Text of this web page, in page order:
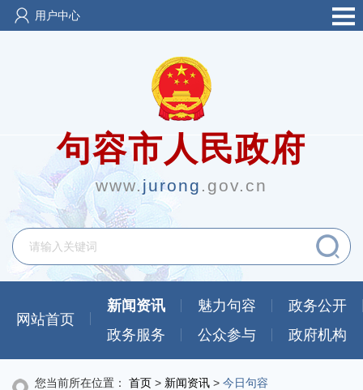
用户中心
句容市人民政府
www.jurong .gov.cn
网站首页
新闻资讯 魅力句容
政务公开
政务服务
公众参与 政府机构
您当前所在位置： 首页 > 新闻资讯 > 今日句容